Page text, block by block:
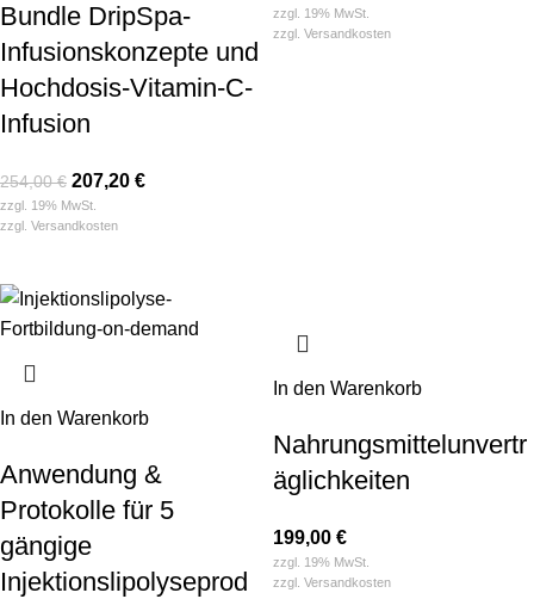
Bundle DripSpa-
Infusionskonzepte und
Hochdosis-Vitamin-C-
Infusion
254,00€ 207,20 €
zzgl. 19% MwSt.
zzgl. Versandkosten
zzgl. 19% MwSt.
zzgl. Versandkosten
In den Warenkorb
Anwendung &
Protokolle für 5
gängige
Injektionslipolyseprod
In den Warenkorb
Nahrungsmittelunvertr
äglichkeiten
199,00 €
zzgl. 19% MwSt.
zzgl. Versandkosten